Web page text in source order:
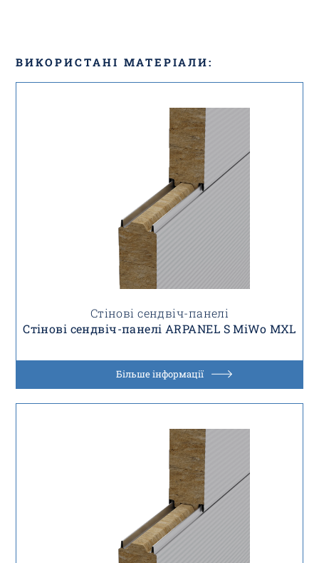
ВИКОРИСТАНІ МАТЕРІАЛИ:
Стінові сендвіч-панелі
Стінові сендвіч-панелі ARPANEL S MiWo MXL
Більше інформації